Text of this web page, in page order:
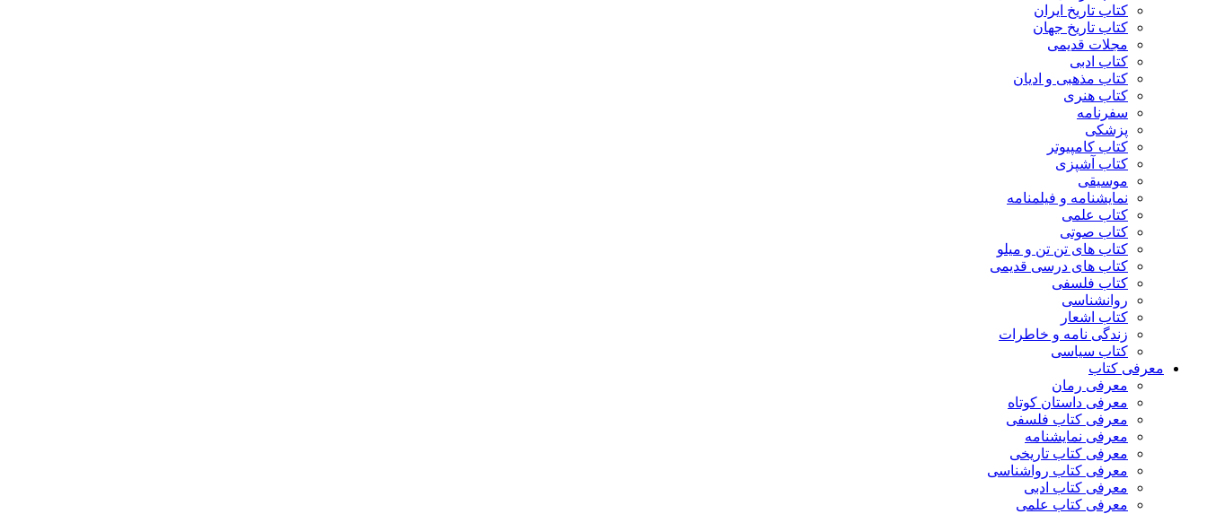
کتاب تاریخ ایران
کتاب تاریخ جهان
مجلات قدیمی
کتاب ادبی
کتاب مذهبی و ادیان
کتاب هنری
سفرنامه
پزشکی
کتاب کامپیوتر
کتاب آشپزی
موسیقی
نمایشنامه و فیلمنامه
کتاب علمی
کتاب صوتی
کتاب های تن تن و میلو
کتاب های درسی قدیمی
کتاب فلسفی
روانشناسی
کتاب اشعار
زندگی نامه و خاطرات
کتاب سیاسی
معرفی کتاب
معرفی رمان
معرفی داستان کوتاه
معرفی کتاب فلسفی
معرفی نمایشنامه
معرفی کتاب تاریخی
معرفی کتاب رواشناسی
معرفی کتاب ادبی
معرفی کتاب علمی